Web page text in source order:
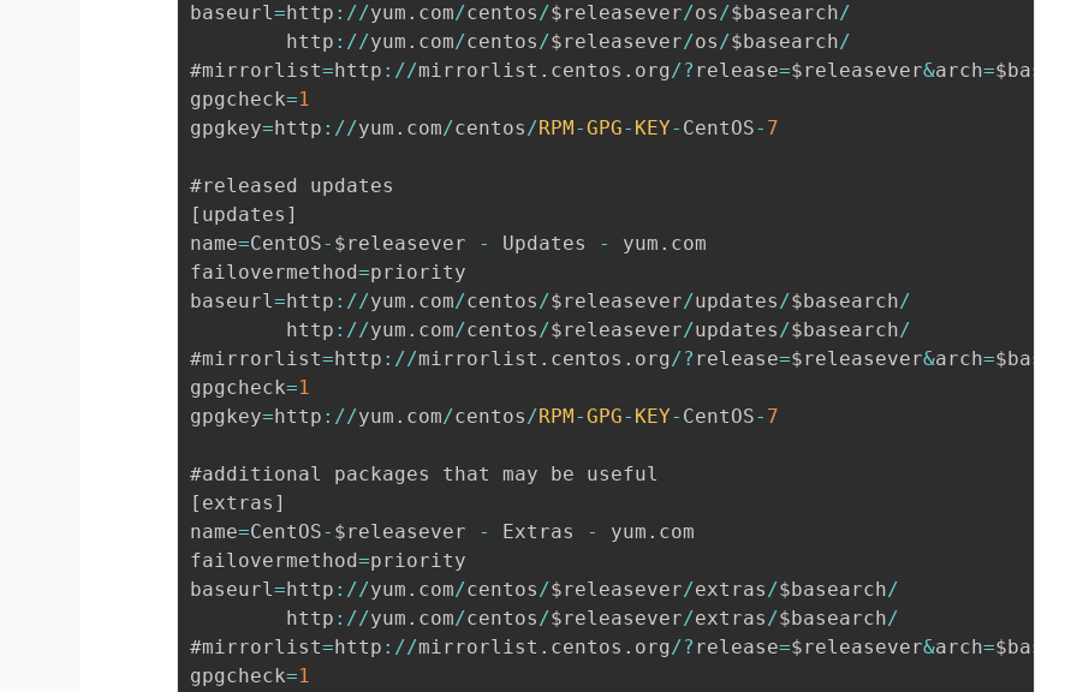
baseurl=http : //yum . com/centos/$releasever/os/$basearch/
        http
: //yum . com/centos/$releasever/os/$basearch/
#mirrorlist=http : //mirrorlist . centos . org/? release=$releasever&arch=
gpgcheck=1
gpgkey=http : //yum . com/centos/RPM-GPG- KEY- CentOS- 7
[ updates ]
name=CentOS- $releasever - Updates - yum . com
failovermethod=priority
baseurl=http : //yum . com/centos/$releasever/updates/$basearch/
        http
: //yum . com/centos/$releasever/updates/$basearch/
#mirrorlist=http : //mirrorlist . centos . org/? release=$releasever&arch=
gpgcheck=1
gpgkey=http : //yum . com/centos/RPM-GPG- KEY- CentOS- 7
[ extras ]
name=CentOS- $releasever - Extras - yum . com
failovermethod=priority
baseurl=http : //yum . com/centos/$releasever/extras/$basearch/
        http
: //yum . com/centos/$releasever/extras/$basearch/
#mirrorlist=http : //mirrorlist . centos . org/? release=$releasever&arch=
gpgcheck=1